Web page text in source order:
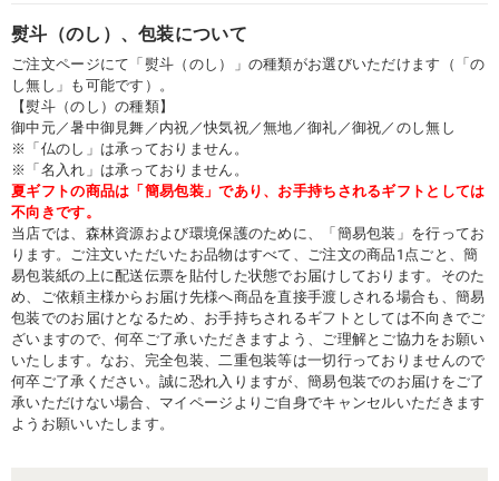
熨斗（のし）、包装について
ご注文ページにて「熨斗（のし）」の種類がお選びいただけます（「の
し無し」も可能です）。
【熨斗（のし）の種類】
御中元／暑中御見舞／内祝／快気祝／無地／御礼／御祝／のし無し
※「仏のし」は承っておりません。
※「名入れ」は承っておりません。
夏ギフトの商品は「簡易包装」であり、お手持ちされるギフトとしては
不向きです。
当店では、森林資源および環境保護のために、「簡易包装」を行ってお
ります。ご注文いただいたお品物はすべて、ご注文の商品1点ごと、簡
易包装紙の上に配送伝票を貼付した状態でお届けしております。そのた
め、ご依頼主様からお届け先様へ商品を直接手渡しされる場合も、簡易
包装でのお届けとなるため、お手持ちされるギフトとしては不向きでご
ざいますので、何卒ご了承いただきますよう、ご理解とご協力をお願い
いたします。なお、完全包装、二重包装等は一切行っておりませんので
何卒ご了承ください。誠に恐れ入りますが、簡易包装でのお届けをご了
承いただけない場合、マイページよりご自身でキャンセルいただきます
ようお願いいたします。